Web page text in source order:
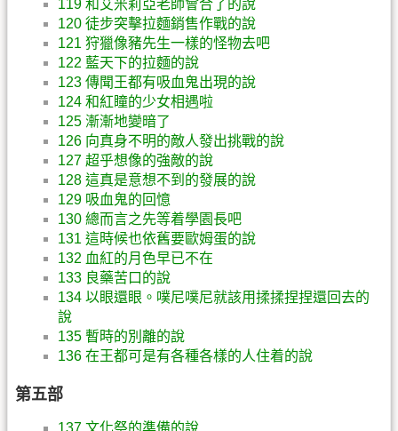
119 和艾米莉亞老師會合了的說
120 徒步突擊拉麵銷售作戰的說
121 狩獵像豬先生一樣的怪物去吧
122 藍天下的拉麵的說
123 傳聞王都有吸血鬼出現的說
124 和紅瞳的少女相遇啦
125 漸漸地變暗了
126 向真身不明的敵人發出挑戰的說
127 超乎想像的強敵的說
128 這真是意想不到的發展的說
129 吸血鬼的回憶
130 總而言之先等着學園長吧
131 這時候也依舊要歐姆蛋的說
132 血紅的月色早已不在
133 良藥苦口的說
134 以眼還眼。噗尼噗尼就該用揉揉捏捏還回去的
說
135 暫時的別離的說
136 在王都可是有各種各樣的人住着的說
第五部
137 文化祭的準備的說